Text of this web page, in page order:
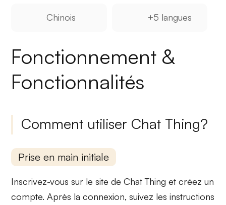
Chinois +5 langues
Fonctionnement &
Fonctionnalités
Comment utiliser Chat Thing?
Prise en main initiale
Inscrivez-vous sur le site deChat Thing et créez un
compte. Après la connexion, suivez les instructions